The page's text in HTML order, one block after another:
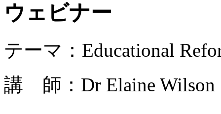
ウェビナー
テーマ：Educational
講 師：Dr Elaine Wilson